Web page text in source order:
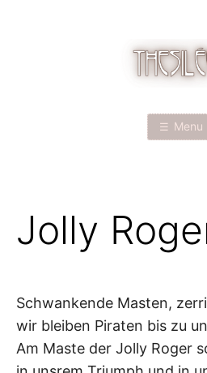
Menu
Jolly
Schwankende Masten,
wir bleiben Piraten bis zu
Am Maste der Jolly Roger